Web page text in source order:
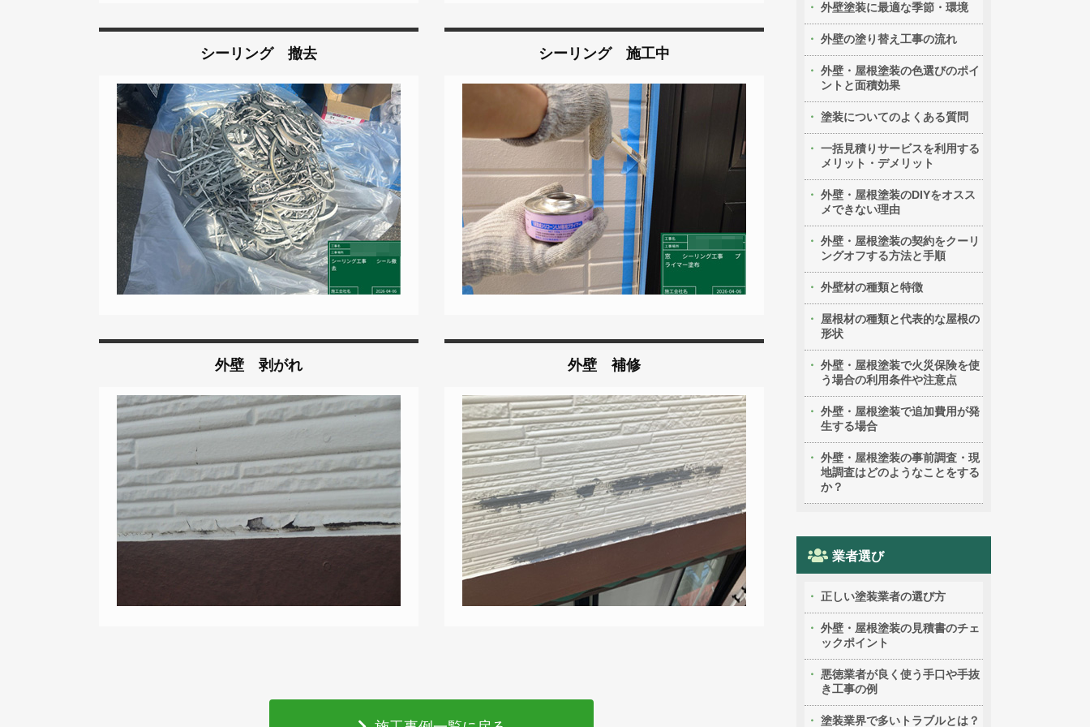
シーリング 撤去 シーリング 施工中
外壁 剥がれ 外壁 補修
外壁塗装に最適な季節・環境
外壁の塗り替え工事の流れ
外壁・屋根塗装の色選びのポイ
ントと面積効果
塗装についてのよくある質問
一括見積りサービスを利用する
メリット・デメリット
外壁・屋根塗装のDIYをオスス
メできない理由
外壁・屋根塗装の契約をクーリ
ングオフする方法と手順
外壁材の種類と特徴
屋根材の種類と代表的な屋根の
形状
外壁・屋根塗装で火災保険を使
う場合の利用条件や注意点
外壁・屋根塗装で追加費用が発
生する場合
外壁・屋根塗装の事前調査・現
地調査はどのようなことをする
か？
業者選び
正しい塗装業者の選び方
外壁・屋根塗装の見積書のチェ
ックポイント
悪徳業者が良く使う手口や手抜
き工事の例
塗装業界で多いトラブルとは？